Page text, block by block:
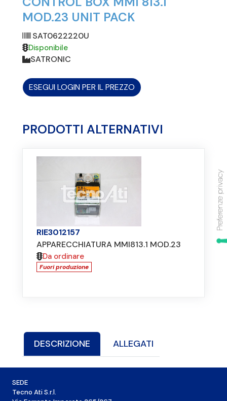
MOD.23 UNIT PACK
SAT0622220U
Disponibile
SATRONIC
ESEGUI LOGIN PER IL PREZZO
PRODOTTI ALTERNATIVI
RIE3012157
APPARECCHIATURA MMI813.1 MOD.23
Da ordinare
Fuori produzione
DESCRIZIONE ALLEGATI
SEDE
Tecno Ati S.r.l.